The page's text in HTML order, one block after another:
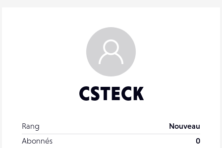
CSTECK
Rang
Nouveau
Abonnés
0